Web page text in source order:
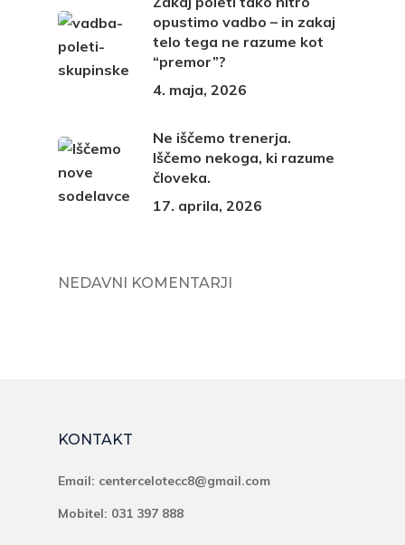
opustimo vadbo – in zakaj
telo tega ne razume kot
“premor”?
4. maja, 2026
Ne iščemo trenerja.
Iščemo nekoga, ki razume
človeka.
17. aprila, 2026
NEDAVNI KOMENTARJI
KONTAKT
Email: centercelotecc8@gmail.com
Mobitel: 031 397 888